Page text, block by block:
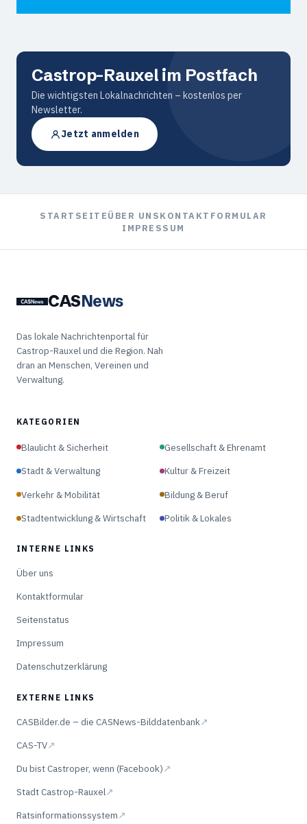
Castrop-Rauxel im Postfach
Die wichtigsten Lokalnachrichten – kostenlos per
Newsletter.
Jetzt anmelden
STARTSEITEÜBER UNSKONTAKTFORMULAR
IMPRESSUM
CASNews
Das lokale Nachrichtenportal für
Castrop-Rauxel und die Region. Nah
dran an Menschen, Vereinen und
Verwaltung.
KATEGORIEN
Blaulicht & Sicherheit
Gesellschaft & Ehrenamt
Stadt & Verwaltung
Kultur & Freizeit
Verkehr & Mobilität
Bildung & Beruf
Stadtentwicklung & Wirtschaft
Politik & Lokales
INTERNE LINKS
Über uns
Kontaktformular
Seitenstatus
Impressum
Datenschutzerklärung
EXTERNE LINKS
CASBilder.de – die CASNews-Bilddatenbank↗
CAS-TV↗
Du bist Castroper, wenn (Facebook)↗
Stadt Castrop-Rauxel↗
Ratsinformationssystem↗